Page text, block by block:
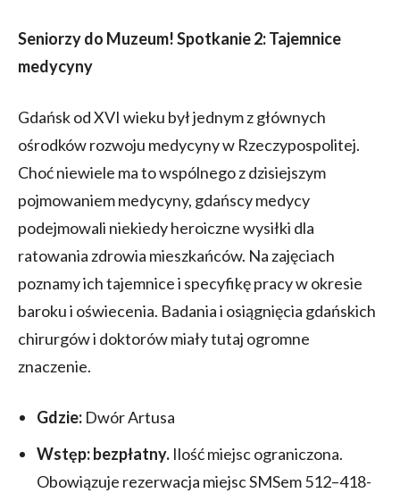
Seniorzy do Muzeum! Spotkanie 2: Tajemnice
medycyny
Gdańsk od XVI wieku był jednym z głównych
ośrodków rozwoju medycyny w Rzeczypospolitej.
Choć niewiele ma to wspólnego z dzisiejszym
pojmowaniem medycyny, gdańscy medycy
podejmowali niekiedy heroiczne wysiłki dla
ratowania zdrowia mieszkańców. Na zajęciach
poznamy ich tajemnice i specyfikę pracy w okresie
baroku i oświecenia. Badania i osiągnięcia gdańskich
chirurgów i doktorów miały tutaj ogromne
znaczenie.
Gdzie: Dwór Artusa
Wstęp:bezpłatny. Ilość miejsc ograniczona.
Obowiązuje rezerwacja miejsc SMSem 512–418-